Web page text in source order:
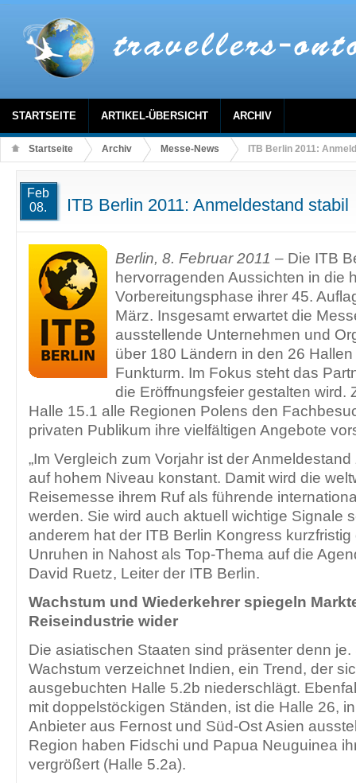
STARTSEITE ARTIKEL-ÜBERSICHT ARCHIV
Startseite Archiv Messe-News ITB Berlin 2011:
Feb
08.
ITB Berlin 2011: Anmeldestand stabil
Berlin, 8. Februar 2011 – Die ITB
hervorragenden Aussichten in die
Vorbereitungsphase ihrer 45.
März. Insgesamt erwartet die
ausstellende Unternehmen und
über 180 Ländern in den 26
Funkturm. Im Fokus steht das
die Eröffnungsfeier gestalten wird.
Halle 15.1 alle Regionen Polens den
privaten Publikum ihre vielfältigen Angebote
„Im Vergleich zum Vorjahr ist der
auf hohem Niveau konstant. Damit wird die
Reisemesse ihrem Ruf als führende
werden. Sie wird auch aktuell wichtige Signale
anderem hat der ITB Berlin Kongress
Unruhen in Nahost als Top-Thema auf die
David Ruetz, Leiter der ITB Berlin.
Wachstum und Wiederkehrer spiegeln
Reiseindustrie wider
Die asiatischen Staaten sind präsenter denn
Wachstum verzeichnet Indien, ein Trend, der
ausgebuchten Halle 5.2b niederschlägt.
mit doppelstöckigen Ständen, ist die Halle 26,
Anbieter aus Fernost und Süd-Ost Asien
Region haben Fidschi und Papua Neuguinea
vergrößert (Halle 5.2a).